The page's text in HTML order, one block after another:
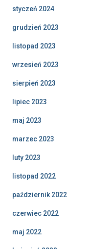
styczeń 2024
grudzień 2023
listopad 2023
wrzesień 2023
sierpień 2023
lipiec 2023
maj 2023
marzec 2023
luty 2023
listopad 2022
październik 2022
czerwiec 2022
maj 2022